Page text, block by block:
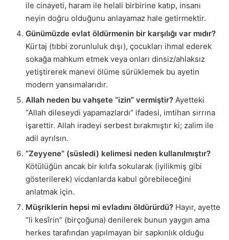
ile cinayeti, haram ile helali birbirine katıp, insanı
neyin doğru olduğunu anlayamaz hale getirmektir.
Günümüzde evlat öldürmenin bir karşılığı var mıdır?
Kürtaj (tıbbi zorunluluk dışı), çocukları ihmal ederek
sokağa mahkum etmek veya onları dinsiz/ahlaksız
yetiştirerek manevi ölüme sürüklemek bu ayetin
modern yansımalarıdır.
Allah neden bu vahşete “izin” vermiştir? Ayetteki
“Allah dileseydi yapamazlardı” ifadesi, imtihan sırrına
işarettir. Allah iradeyi serbest bırakmıştır ki; zalim ile
adil ayrılsın.
“Zeyyene” (süsledi) kelimesi neden kullanılmıştır?
Kötülüğün ancak bir kılıfa sokularak (iyilikmiş gibi
gösterilerek) vicdanlarda kabul görebileceğini
anlatmak için.
Müşriklerin hepsi mi evladını öldürürdü? Hayır, ayette
“li kesîrin” (birçoğuna) denilerek bunun yaygın ama
herkes tarafından yapılmayan bir sapkınlık olduğu